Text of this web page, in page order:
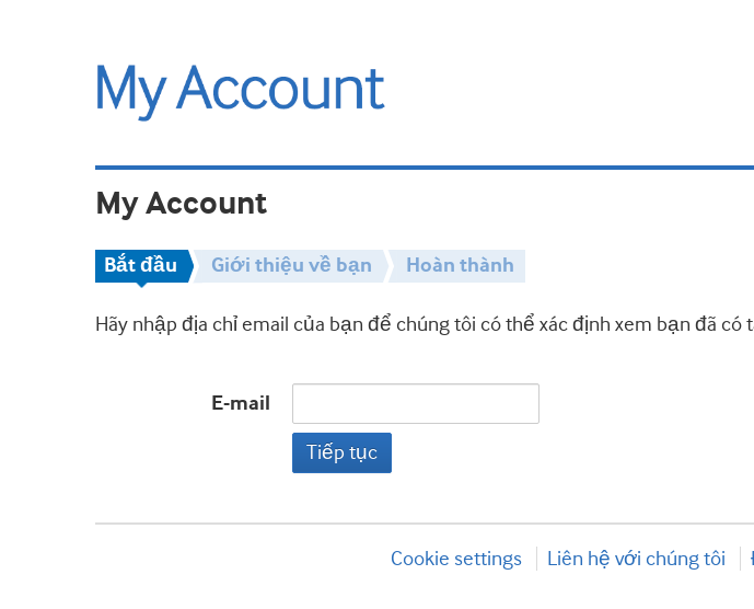
My Account
Bắt đầu Giới thiệu về bạn Hoàn thành
Hãy nhập địa chỉ email của bạn để chúng tôi có thể xác định xem bạn đã có
E-mail
Tiếp tục
Cookie settings Liên hệ với chúng tôi